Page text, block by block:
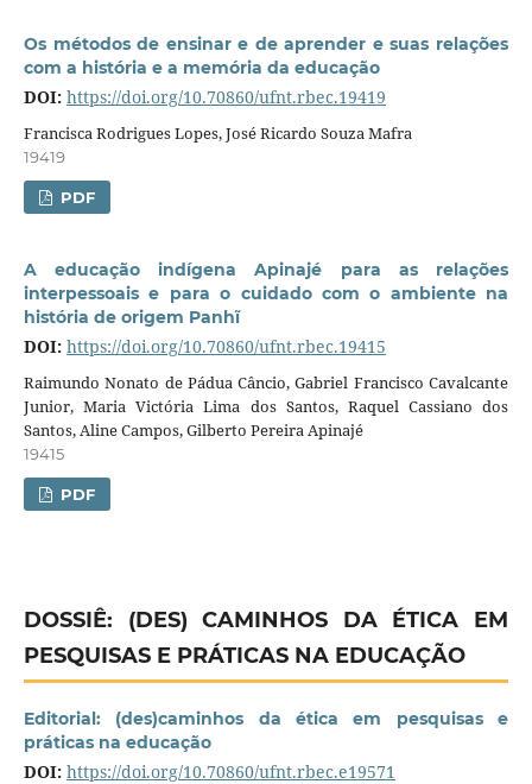
Os métodos de ensinar e de aprender e suas relações
com a história e a memória da educação
DOI: https://doi.org/10.70860/ufnt.rbec.19419
Francisca Rodrigues Lopes, José Ricardo Souza Mafra
19419
PDF
A educação indígena Apinajé para as relações
interpessoais e para o cuidado com o ambiente na
história de origem Panhĩ
DOI: https://doi.org/10.70860/ufnt.rbec.19415
Raimundo Nonato de Pádua Câncio, Gabriel Francisco Cavalcante
Junior, Maria Victória Lima dos Santos, Raquel Cassiano dos
Santos, Aline Campos, Gilberto Pereira Apinajé
19415
PDF
DOSSIÊ: (DES) CAMINHOS DA ÉTICA EM
PESQUISAS E PRÁTICAS NA EDUCAÇÃO
Editorial: (des)caminhos da ética em pesquisas e
práticas na educação
DOI: https://doi.org/10.70860/ufnt.rbec.e19571